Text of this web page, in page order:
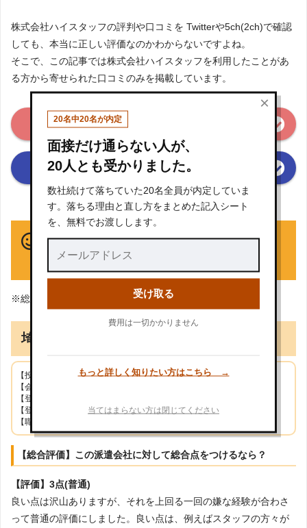
株式会社ハイスタッフの評判や口コミを Twitterや5ch(2ch)で確認
しても、本当に正しい評価なのかわからないですよね。
そこで、この記事では株式会社ハイスタッフを利用したことがあ
る方から寄せられた口コミのみを掲載しています。
株式会社ハイスタッフの良い口コミ
(総合評価3点以上)
株式会社ハイスタッフの悪い口コミ
(総合評価2点以下)
※クリックすると口コミの一覧箇所にジャンプします
株式会社ハイスタッフの良い口コミ
（総合評価3点以上）
※総合評価で3点以上を良い口コミとしています。
埼玉県在住/女性(21歳)
【投稿日】2021年09月09日
【会社名】株式会社ハイスタッフ
【登録拠点】株式会社ハイスタッフ 南越谷事務所
【登録時の年齢(または就業時の年齢)】17歳
【職業】倉庫内での梱包、仕分け、ピッキング作業
【総合評価】この派遣会社に対して総合点をつけるなら？
【評価】3点(普通)
良い点は沢山ありますが、それを上回る一回の嫌な経験が合わさ
って普通の評価にしました。良い点は、例えばスタッフの方々が
×
20名中20名が内定
面接だけ通らない人が、
20人とも受かりました。
数社続けて落ちていた20名全員が内定していま
す。落ちる理由と直し方をまとめた記入シート
を、無料でお渡しします。
受け取る
費用は一切かかりません
もっと詳しく知りたい方はこちら →
当てはまらない方は閉じてください